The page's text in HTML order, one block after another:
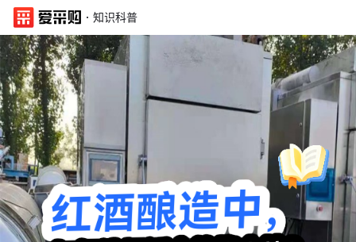
· 知识科普